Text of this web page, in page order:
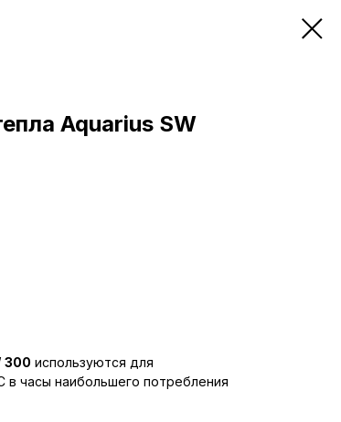
Aquarius SW
300 используются для
часы наибольшего потребления